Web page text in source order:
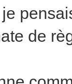
de